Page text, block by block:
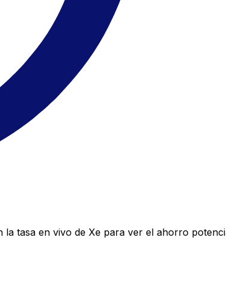
tasa en vivo de Xe para ver el ahorro